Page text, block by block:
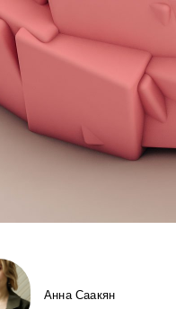
Анна Саакян